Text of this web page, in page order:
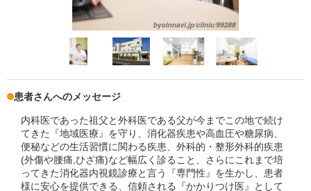
患者さんへのメッセージ
内科医であった祖父と外科医である父が今までこの地で続け
てきた『地域医療』を守り、消化器疾患や高血圧や糖尿病、
便秘などの生活習慣に関わる疾患、外科的・整形外科的疾患
(外傷や腰痛,ひざ痛)など幅広く診ること、さらにこれまで培
ってきた消化器内視鏡診療と言う『専門性』を生かし、患者
様に安心を提供できる、信頼される『かかりつけ医』として